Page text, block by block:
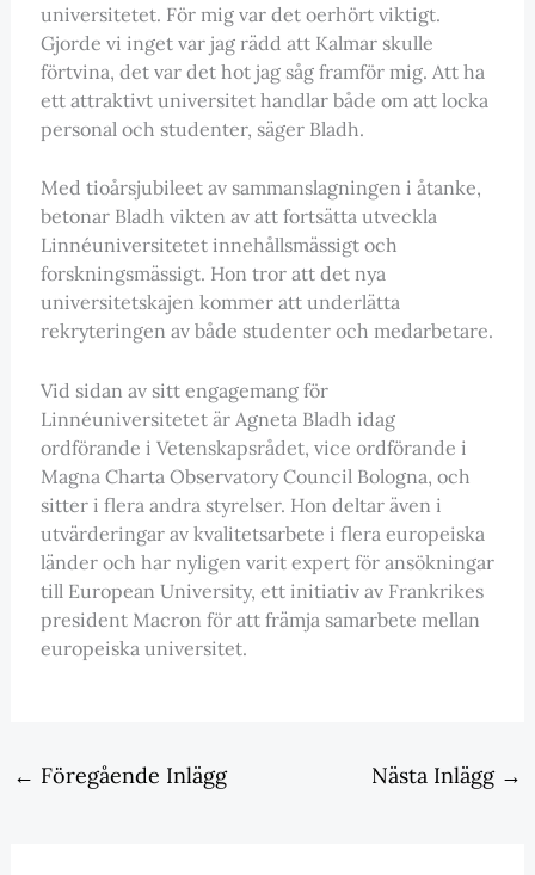
universitetet. För mig var det oerhört viktigt.
Gjorde vi inget var jag rädd att Kalmar skulle
förtvina, det var det hot jag såg framför mig. Att ha
ett attraktivt universitet handlar både om att locka
personal och studenter, säger Bladh.
Med tioårsjubileet av sammanslagningen i åtanke,
betonar Bladh vikten av att fortsätta utveckla
Linnéuniversitetet innehållsmässigt och
forskningsmässigt. Hon tror att det nya
universitetskajen kommer att underlätta
rekryteringen av både studenter och medarbetare.
Vid sidan av sitt engagemang för
Linnéuniversitetet är Agneta Bladh idag
ordförande i Vetenskapsrådet, vice ordförande i
Magna Charta Observatory Council Bologna, och
sitter i flera andra styrelser. Hon deltar även i
utvärderingar av kvalitetsarbete i flera europeiska
länder och har nyligen varit expert för ansökningar
till European University, ett initiativ av Frankrikes
president Macron för att främja samarbete mellan
europeiska universitet.
← Föregående Inlägg Nästa Inlägg →